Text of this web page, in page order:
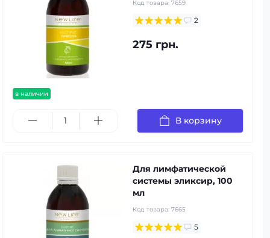
в наличии
Код товара: 7659
2
275 грн.
В корзину
Для лимфатической
системы эликсир, 100
мл
Код товара: 7665
5